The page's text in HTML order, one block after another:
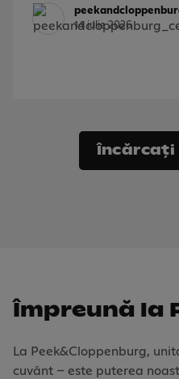
14 iulie 2026
Încărcați
Împreună la
La Peek&Cloppenburg,
cuvânt – este puterea